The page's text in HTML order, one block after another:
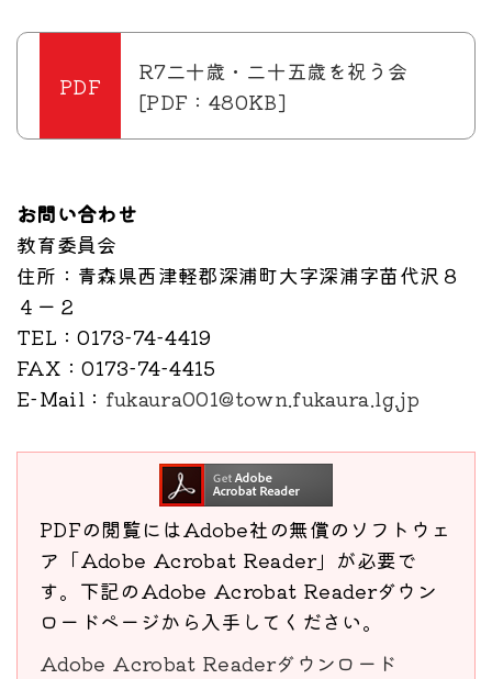
R7二十歳・二十五歳を祝う会
[PDF：480KB]
お問い合わせ
教育委員会
住所 ：青森県西津軽郡深浦町大字深浦字苗代沢８
４ー２
TEL ：0173-74-4419
FAX ：0173-74-4415
E-Mail ： fukaura001@town.fukaura.lg.jp
PDFの閲覧にはAdobe社の無償のソフトウェ
ア「Adobe Acrobat Reader」が必要で
す。下記のAdobe Acrobat Readerダウン
ロードページから入手してください。
Adobe Acrobat Readerダウンロード